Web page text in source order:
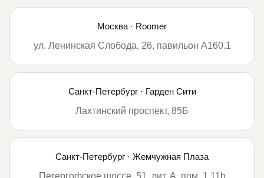
Москва · Roomer
ул. Ленинская Слобода, 26, павильон А160.1
Санкт-Петербург · Гарден Сити
Лахтинский проспект, 85Б
Санкт-Петербург · Жемчужная Плаза
Петергофское шоссе, 51, лит. А, пом. 1.11b